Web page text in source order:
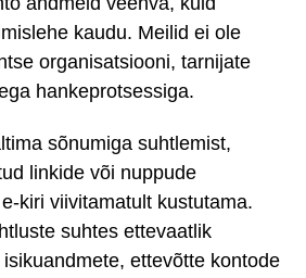
kaudu. Meilid ei ole
organisatsiooni, tarnijate
hankeprotsessiga.
sõnumiga suhtlemist,
linkide või nuppude
kiri viivitamatult kustutama.
suhtes ettevaatlik
ettevõtte kontode